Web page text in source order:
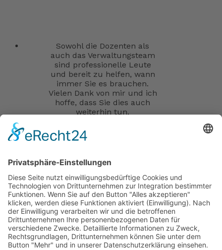
Sowohl die Dozenten als
auch das Verwaltungsteam
sind professionelle Leute
und bereit zu helfen, wann
immer Sie es brauchen.
Vielen Dank von mir und ich
hoffe, dass Sie dies auch
weiterhin tun.
Teilnehmer*in Umschulung
LAGERLOGISTIK